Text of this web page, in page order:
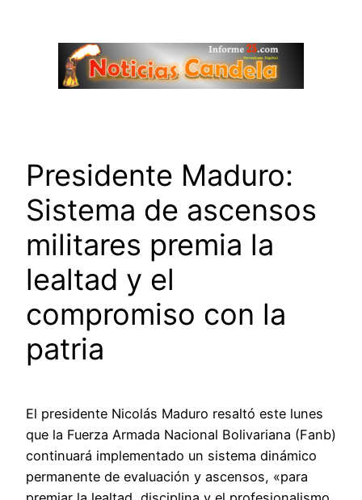
contenido
Presidente Maduro:
Sistema de ascensos
militares premia la
lealtad y el
compromiso con la
patria
El presidente Nicolás Maduro resaltó este lunes
que la Fuerza Armada Nacional Bolivariana (Fanb)
continuará implementado un sistema dinámico
permanente de evaluación y ascensos, «para